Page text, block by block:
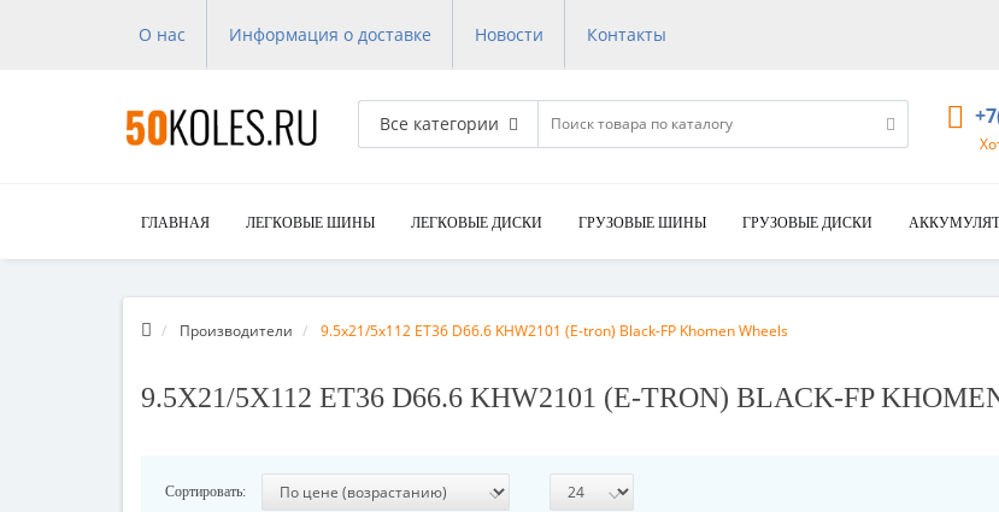
О нас Информация о доставке Новости Контакты
Все категории
ГЛАВНАЯ ЛЕГКОВЫЕ ШИНЫ ЛЕГКОВЫЕ ДИСКИ ГРУЗОВЫЕ ШИНЫ ГРУЗОВЫЕ ДИСКИ
Производители 9.5x21/5x112 ET36 D66.6 KHW2101 (E-tron) Black-FP Khomen Wheels
9.5X21/5X112 ET36 D66.6 KHW2101 (E-TRON) BLACK-FP
Сортировать: